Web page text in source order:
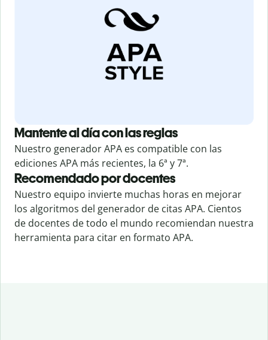
Mantente al día con las reglas
Nuestro generador APA es compatible con las
ediciones APA más recientes, la 6ª y 7ª.
Recomendado por docentes
Nuestro equipo invierte muchas horas en mejorar
los algoritmos del generador de citas APA. Cientos
de docentes de todo el mundo recomiendan nuestra
herramienta para citar en formato APA.